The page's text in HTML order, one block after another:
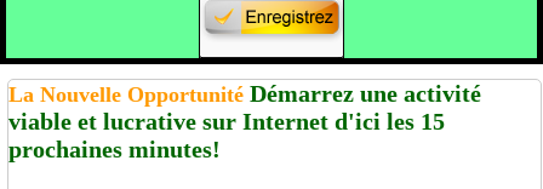
La Nouvelle Opportunité Démarrez une activité
viable et lucrative sur Internet d'ici les 15
prochaines minutes!